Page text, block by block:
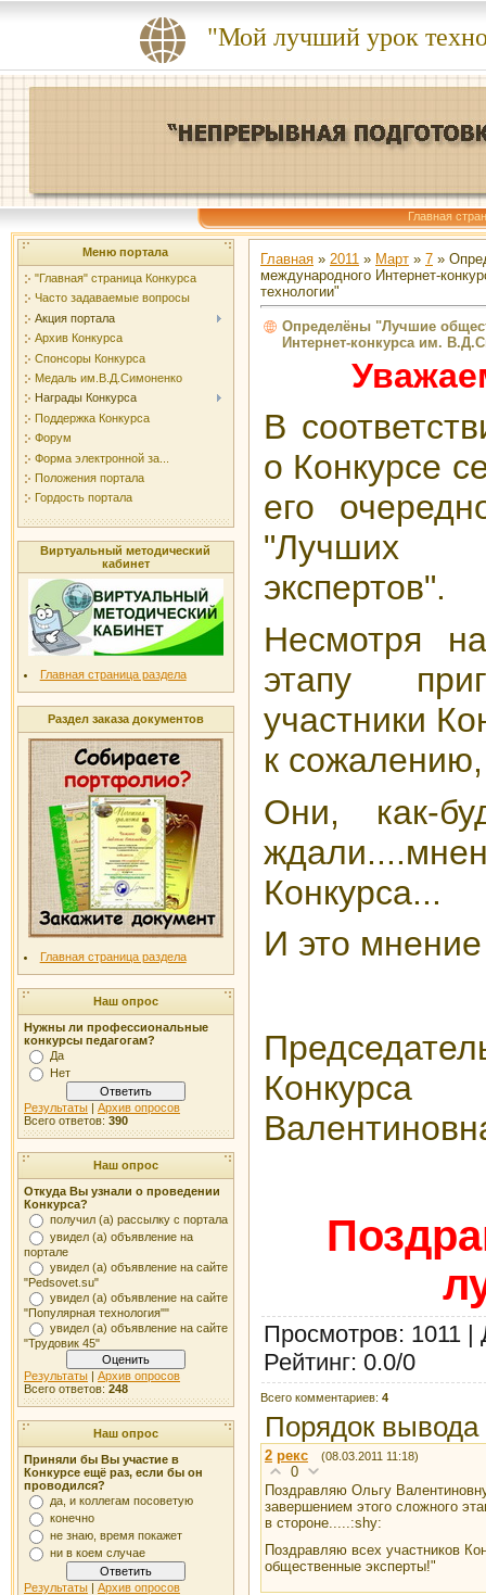
"Мой лучший урок
Главная
Меню портала
"Главная" страница Конкурса
Часто задаваемые вопросы
Акция портала
Архив Конкурса
Спонсоры Конкурса
Медаль им.В.Д.Симоненко
Награды Конкурса
Поддержка Конкурса
Форум
Форма электронной за...
Положения портала
Гордость портала
Виртуальный методический
кабинет
Главная страница раздела
Раздел заказа документов
Главная страница раздела
Наш опрос
Нужны ли профессиональные
конкурсы педагогам?
Да
Нет
Результаты | Архив опросов
Всего ответов: 390
Наш опрос
Откуда Вы узнали о проведении
Конкурса?
получил (а) рассылку с портала
увидел (а) объявление на
портале
увидел (а) объявление на сайте
"Pedsovet.su"
увидел (а) объявление на сайте
"Популярная технология""
увидел (а) объявление на сайте
"Трудовик 45"
Результаты | Архив опросов
Всего ответов: 248
Наш опрос
Приняли бы Вы участие в
Конкурсе ещё раз, если бы он
проводился?
да, и коллегам посоветую
конечно
не знаю, время покажет
ни в коем случае
Результаты | Архив опросов
Главная » 2011 » Март » 7 »
международного Интернет-
технологии"
Определёны "Лучшие
Интернет-конкурса им.
В
о Конкурсе
его
"Лучших
экспертов".
Несмотря
этапу
участники
к
Они, как-
Конкурса...
И это
Просмотров: 1011 |
Рейтинг: 0.0/0
Всего комментариев: 4
Порядок
2 рекс (08.03.2011 11:18)
0
Поздравляю Ольгу
завершением этого сложного
в стороне.....:shy:
Поздравляю всех участников
общественные эксперты!"